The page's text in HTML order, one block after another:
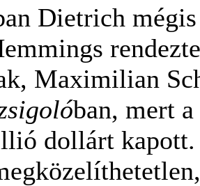
Dietrich mégis
Maximilian
ban, mert
dollárt kapott.